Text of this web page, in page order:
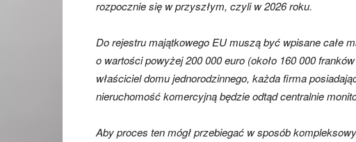
rozpocznie się w przyszłym, czyli w 2026 roku.
Do rejestru majątkowego EU muszą być wpisane całe
o wartości powyżej 200 000 euro (około 160 000
właściciel domu jednorodzinnego, każda firma
nieruchomość komercyjną będzie odtąd centralnie
Aby proces ten mógł przebiegać w sposób